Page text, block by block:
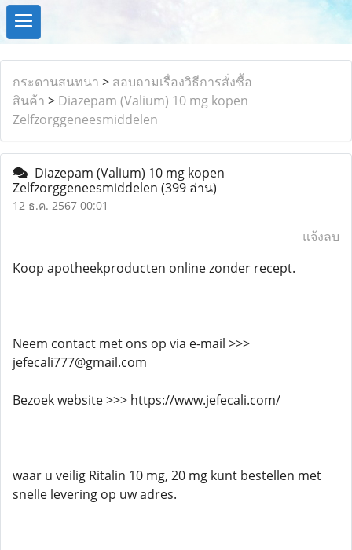
กระดานสนทนา > สอบถามเรื่องวิธีการสั่งซื้อ
สินค้า > Diazepam (Valium) 10 mg kopen
Zelfzorggeneesmiddelen
Diazepam (Valium) 10 mg kopen
Zelfzorggeneesmiddelen (399 อ่าน)
12 ธ.ค. 2567 00:01
แจ้งลบ
Koop apotheekproducten online zonder recept.
Neem contact met ons op via e-mail >>>
jefecali777@gmail.com
Bezoek website >>> https://www.jefecali.com/
waar u veilig Ritalin 10 mg, 20 mg kunt bestellen met
snelle levering op uw adres.